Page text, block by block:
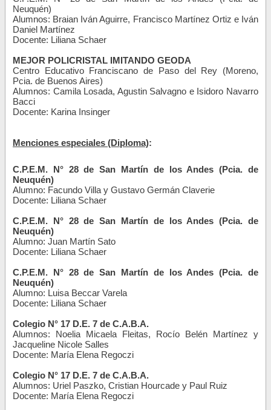
Neuquén)
Alumnos: Braian Iván Aguirre, Francisco Martínez Ortiz e Iván
Daniel Martínez
Docente: Liliana Schaer
MEJOR POLICRISTAL IMITANDO GEODA
Centro Educativo Franciscano de Paso del Rey (Moreno,
Pcia. de Buenos Aires)
Alumnos: Camila Losada, Agustin Salvagno e Isidoro Navarro
Bacci
Docente: Karina Insinger
Menciones especiales (Diploma):
C.P.E.M. N° 28 de San Martín de los Andes (Pcia. de
Neuquén)
Alumno: Facundo Villa y Gustavo Germán Claverie
Docente: Liliana Schaer
C.P.E.M. N° 28 de San Martín de los Andes (Pcia. de
Neuquén)
Alumno: Juan Martín Sato
Docente: Liliana Schaer
C.P.E.M. N° 28 de San Martín de los Andes (Pcia. de
Neuquén)
Alumno: Luisa Beccar Varela
Docente: Liliana Schaer
Colegio N° 17 D.E. 7 de C.A.B.A.
Alumnos: Noelia Micaela Fleitas, Rocío Belén Martínez y
Jacqueline Nicole Salles
Docente: María Elena Regoczi
Colegio N° 17 D.E. 7 de C.A.B.A.
Alumnos: Uriel Paszko, Cristian Hourcade y Paul Ruiz
Docente: María Elena Regoczi